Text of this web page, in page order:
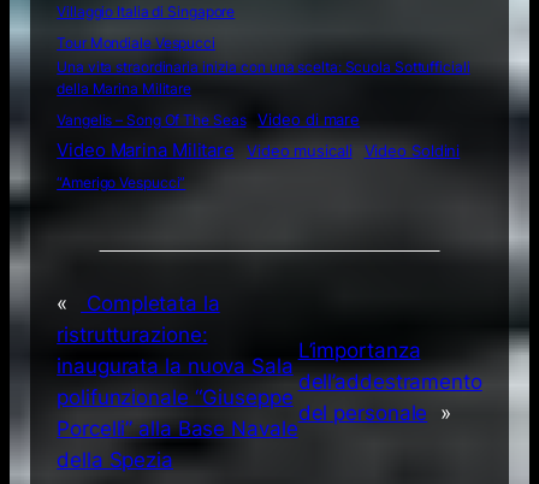
Villaggio Italia di Singapore
Tour Mondiale Vespucci
Una vita straordinaria inizia con una scelta: Scuola Sottufficiali
della Marina Militare
Vangelis – Song Of The Seas
Video di mare
Video Marina Militare Video musicali
Video Soldini
“Amerigo Vespucci”
«
Completata la
ristrutturazione:
inaugurata la nuova Sala
polifunzionale “Giuseppe
Porcelli” alla Base Navale
della Spezia
L’importanza
dell’addestramento
del personale
»